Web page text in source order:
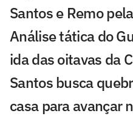
Santos e Remo
Análise tática do
ida das oitavas da
Santos busca
casa para avançar